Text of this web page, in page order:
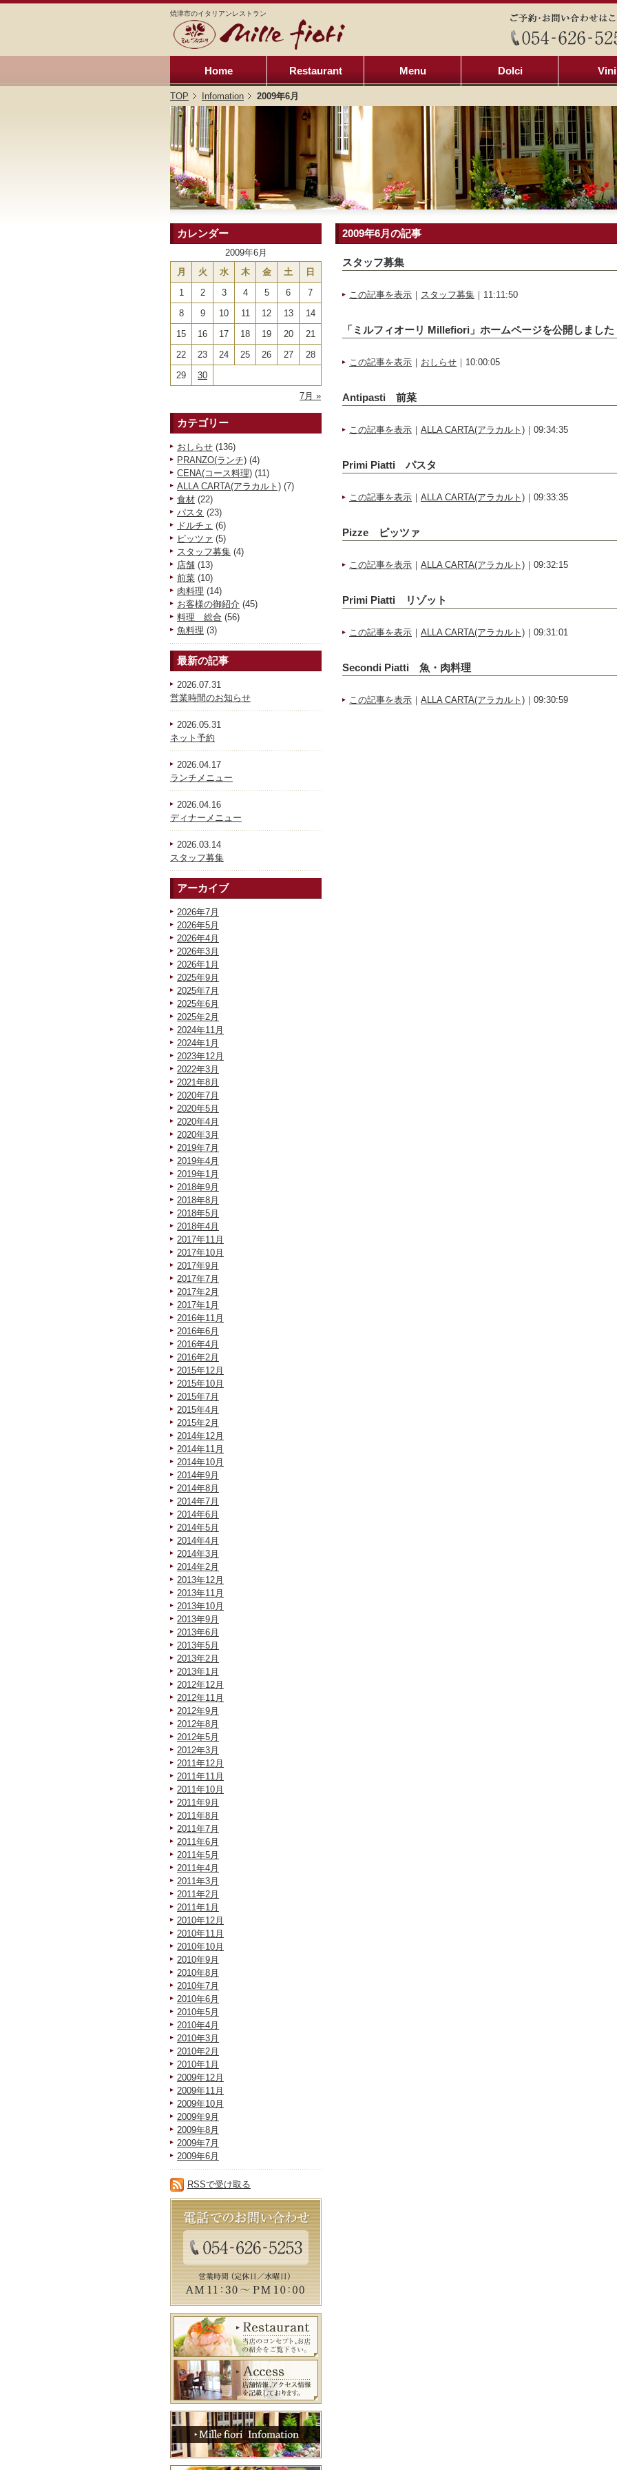
焼津市のイタリアンレストラン
Home Restaurant Menu Dolci Vini
TOP Infomation 2009年6月
カレンダー
2009年6月
月
火 水 木 金 土 日
7月 »
1 2 3 4 5 6
7
8
9 10 11 12 13
14
15
16 17 18 19 20
21
22
23 24 25 26 27
28
29
30
カテゴリー
おしらせ (136)
PRANZO(ランチ) (4)
CENA(コース料理) (11)
ALLA CARTA(アラカルト) (7)
食材 (22)
パスタ (23)
ドルチェ (6)
ピッツァ (5)
スタッフ募集 (4)
店舗 (13)
前菜 (10)
肉料理 (14)
お客様の御紹介 (45)
料理 総合 (56)
魚料理 (3)
最新の記事
2026.07.31
営業時間のお知らせ
2026.05.31
ネット予約
2026.04.17
ランチメニュー
2026.04.16
ディナーメニュー
2026.03.14
スタッフ募集
アーカイブ
2026年7月
2026年5月
2026年4月
2026年3月
2026年1月
2025年9月
2025年7月
2025年6月
2025年2月
2024年11月
2024年1月
2023年12月
2022年3月
2021年8月
2020年7月
2020年5月
2020年4月
2020年3月
2019年7月
2019年4月
2019年1月
2018年9月
2018年8月
2018年5月
2018年4月
2017年11月
2017年10月
2017年9月
2017年7月
2017年2月
2017年1月
2016年11月
2016年6月
2016年4月
2016年2月
2015年12月
2015年10月
2015年7月
2015年4月
2015年2月
2014年12月
2014年11月
2014年10月
2014年9月
2014年8月
2014年7月
2014年6月
2014年5月
2014年4月
2014年3月
2014年2月
2013年12月
2013年11月
2013年10月
2013年9月
2013年6月
2013年5月
2013年2月
2013年1月
2012年12月
2012年11月
2012年9月
2012年8月
2012年5月
2012年3月
2011年12月
2011年11月
2011年10月
2011年9月
2011年8月
2011年7月
2011年6月
2011年5月
2011年4月
2011年3月
2011年2月
2011年1月
2010年12月
2010年11月
2010年10月
2010年9月
2010年8月
2010年7月
2010年6月
2010年5月
2010年4月
2010年3月
2010年2月
2010年1月
2009年12月
2009年11月
2009年10月
2009年9月
2009年8月
2009年7月
2009年6月
RSSで受け取る
2009年6月の記事
スタッフ募集
この記事を表示 ｜ スタッフ募集 ｜11:11:50
「ミルフィオーリ Millefiori」ホームページを公開しました
この記事を表示 ｜ おしらせ ｜10:00:05
Antipasti 前菜
この記事を表示 ｜ ALLA CARTA(アラカルト) ｜09:34:35
Primi Piatti パスタ
この記事を表示 ｜ ALLA CARTA(アラカルト) ｜09:33:35
Pizze ピッツァ
この記事を表示 ｜ ALLA CARTA(アラカルト) ｜09:32:15
Primi Piatti リゾット
この記事を表示 ｜ ALLA CARTA(アラカルト) ｜09:31:01
Secondi Piatti 魚・肉料理
この記事を表示 ｜ ALLA CARTA(アラカルト) ｜09:30:59